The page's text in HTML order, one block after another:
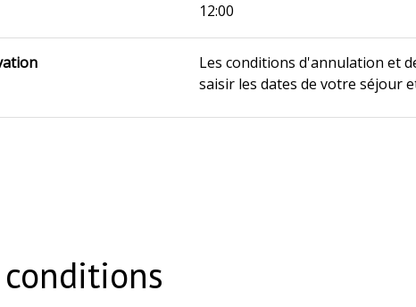
12:00
Les conditions d'annulation et
saisir les dates de votre séjour